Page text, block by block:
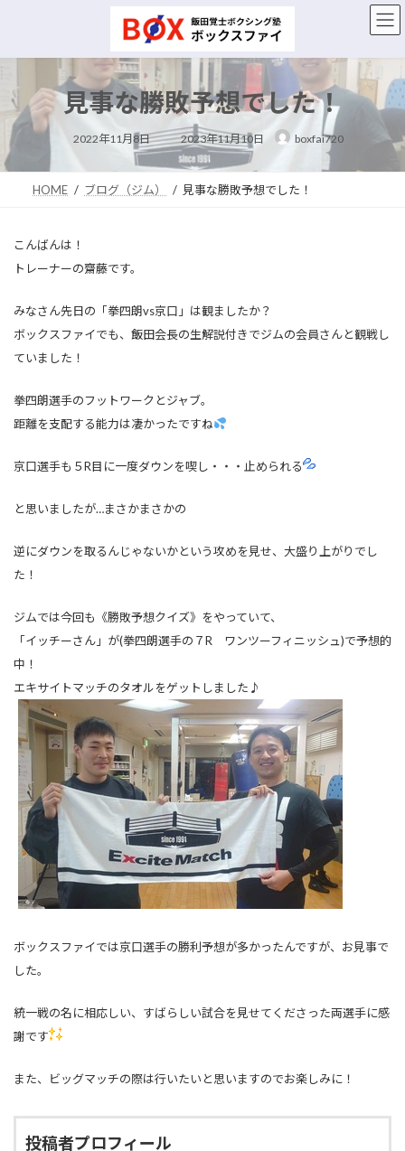
ン
へ
キ
ッ
プ
ー
ョ
に
移
動
見事な勝敗予想でした！
2022年11月8日
最
終
更
新
日
時
2023年11月10日 boxfai720
HOME ブログ（ジム） 見事な勝敗予想でした！
こんばんは！
トレーナーの齋藤です。
みなさん先日の「拳四朗vs京口」は観ましたか？
ボックスファイでも、飯田会長の生解説付きでジムの会員さんと観戦し
ていました！
拳四朗選手のフットワークとジャブ。
距離を支配する能力は凄かったですね
京口選手も５R目に一度ダウンを喫し・・・止められる
と思いましたが…まさかまさかの
逆にダウンを取るんじゃないかという攻めを見せ、大盛り上がりでし
た！
ジムでは今回も《勝敗予想クイズ》をやっていて、
「イッチーさん」が(拳四朗選手の７R ワンツーフィニッシュ)で予想的
中！
エキサイトマッチのタオルをゲットしました♪
ボックスファイでは京口選手の勝利予想が多かったんですが、お見事で
した。
統一戦の名に相応しい、すばらしい試合を見せてくださった両選手に感
謝です
また、ビッグマッチの際は行いたいと思いますのでお楽しみに！
投稿者プロフィール